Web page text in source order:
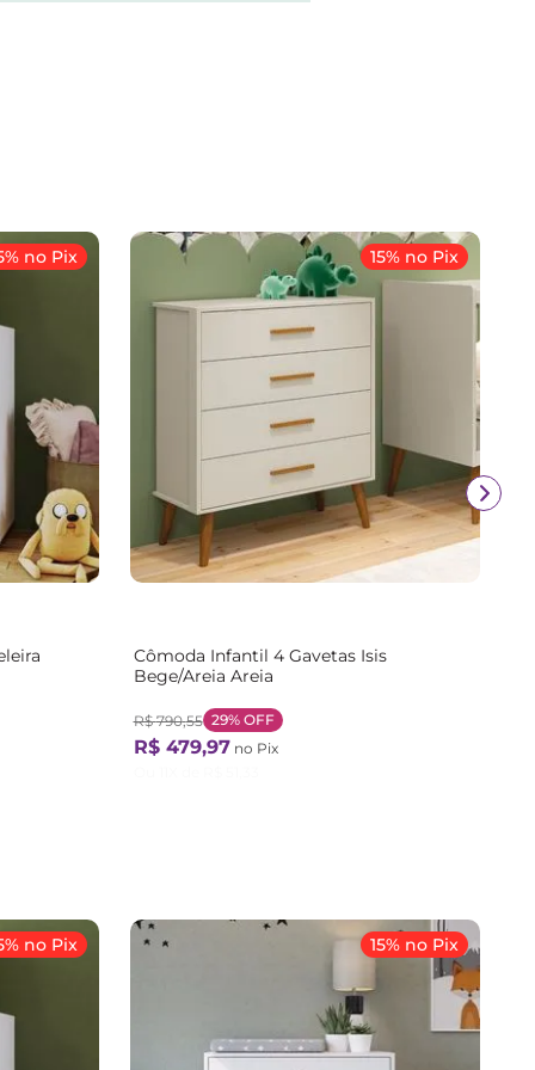
no Pix 15% no Pix
Cômoda Infantil 4 Gavetas Isis
Bege/Areia Areia
R$ 790,55 29%OFF
R$ 479,97no Pix
no Pix 15% no Pix